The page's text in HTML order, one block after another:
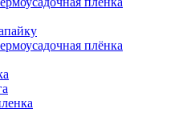
плёнка